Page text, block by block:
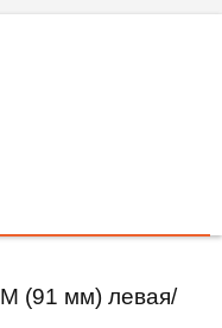
(91 мм) левая/